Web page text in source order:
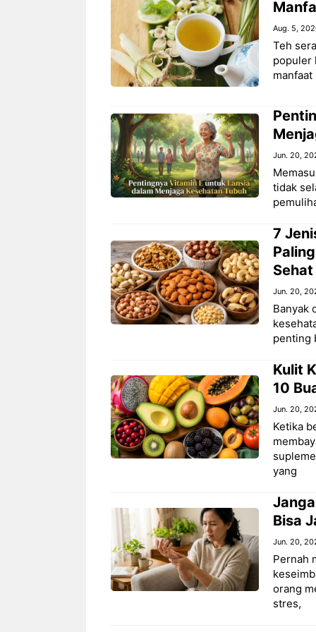
Aug. 5,
Teh
populer
Jun. 20,
tidak
7
Sehat
Jun. 20,
Banyak
penting
Kulit
10
Jun. 20,
Ketika
yang
Bisa
Jun. 20,
Pernah
orang
stres,